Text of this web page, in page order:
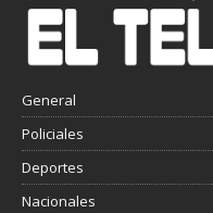
General
Policiales
Deportes
Nacionales